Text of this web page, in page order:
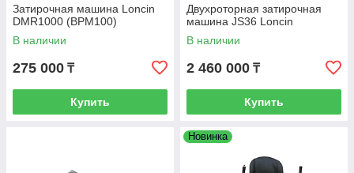
Затирочная машина Loncin
DMR1000 (BPM100)
В наличии
275 000 ₸
Купить
Двухроторная затирочная
машина JS36 Loncin
В наличии
2 460 000 ₸
Купить
Новинка